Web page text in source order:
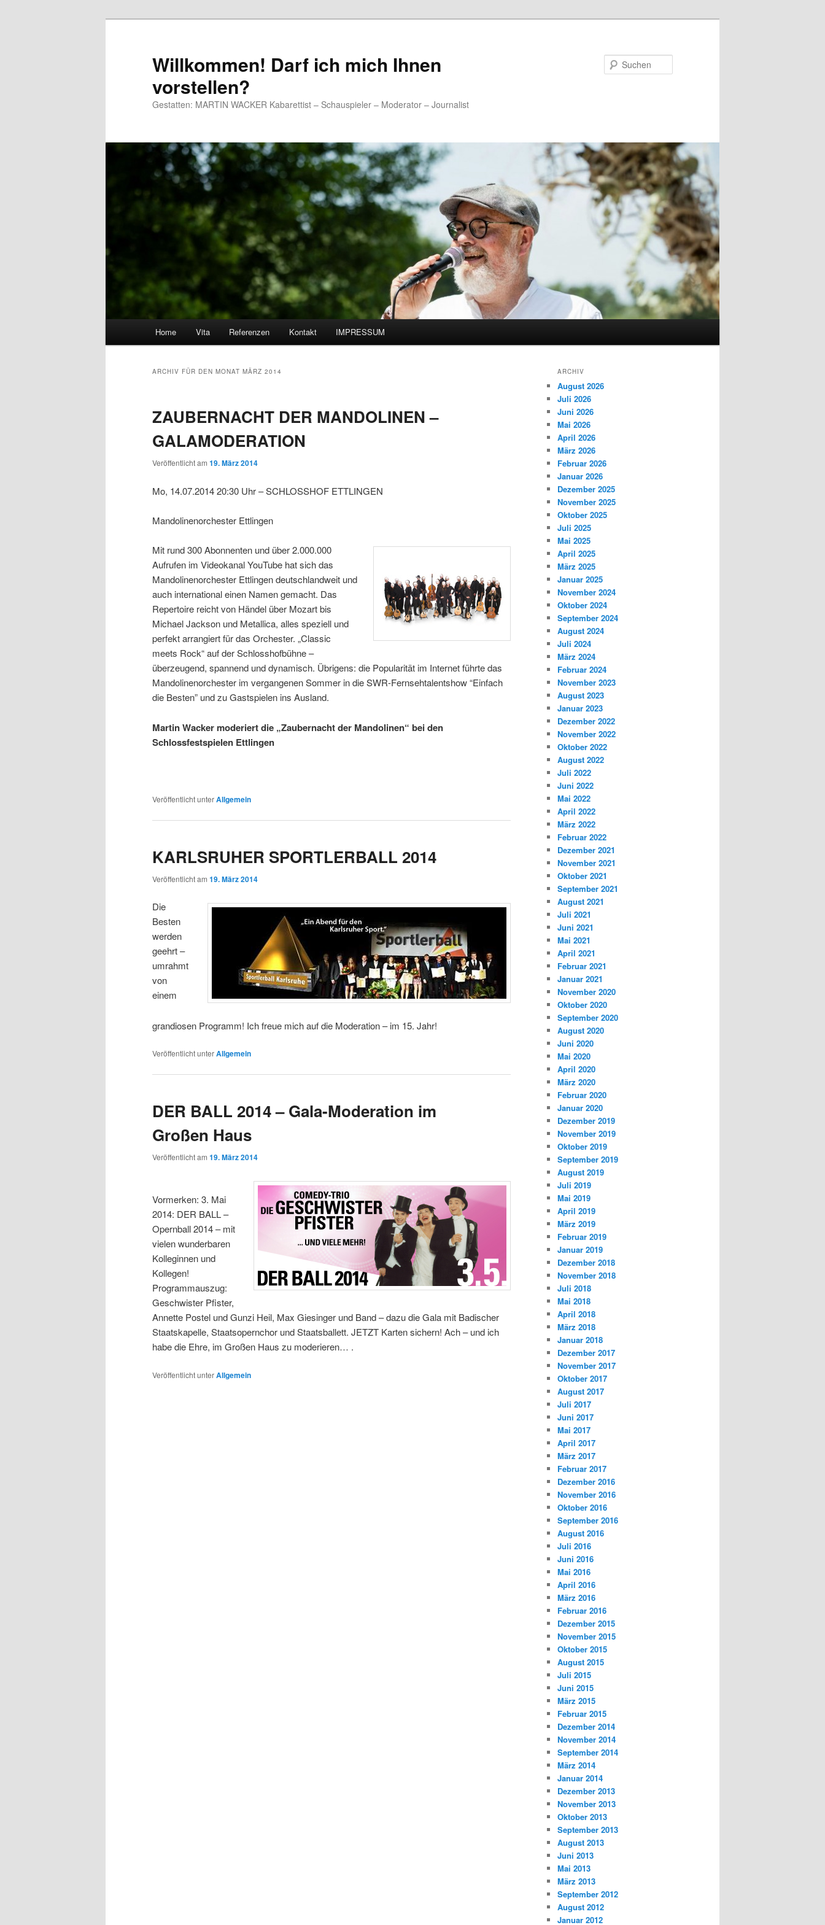
Willkommen! Darf ich mich Ihnen
vorstellen?
Gestatten: MARTIN WACKER Kabarettist – Schauspieler – Moderator – Journalist
Zum Inhalt wechseln
Zum sekundären Inhalt wechseln
Home Vita Referenzen Kontakt IMPRESSUM
ARCHIV FÜR DEN MONAT MÄRZ 2014
ZAUBERNACHT DER MANDOLINEN –
GALAMODERATION
Veröffentlicht am 19. März 2014
Mo, 14.07.2014 20:30 Uhr– SCHLOSSHOF ETTLINGEN
Mandolinenorchester Ettlingen
Mit rund 300 Abonnenten und über 2.000.000
Aufrufen im Videokanal YouTube hat sich das
Mandolinenorchester Ettlingen deutschlandweit und
auch international einen Namen gemacht. Das
Repertoire reicht von Händel über Mozart bis
Michael Jackson und Metallica, alles speziell und
perfekt arrangiert für das Orchester. „Classic
meets Rock“ auf der Schlosshofbühne –
überzeugend, spannend und dynamisch. Übrigens: die Popularität im Internet führte das
Mandolinenorchester im vergangenen Sommer in die SWR-Fernsehtalentshow “Einfach
die Besten” und zu Gastspielen ins Ausland.
Martin Wacker moderiert die „Zaubernacht der Mandolinen“ bei den
Schlossfestspielen Ettlingen
Veröffentlicht unterAllgemein
KARLSRUHER SPORTLERBALL 2014
Veröffentlicht am 19. März 2014
Die
Besten
werden
geehrt –
umrahmt
von
einem
grandiosen Programm! Ich freue mich auf die Moderation – im 15. Jahr!
Veröffentlicht unterAllgemein
DER BALL 2014 – Gala-Moderation im
Großen Haus
Veröffentlicht am 19. März 2014
Vormerken: 3. Mai
2014: DER BALL –
Opernball 2014 – mit
vielen wunderbaren
Kolleginnen und
Kollegen!
Programmauszug:
Geschwister Pfister,
Annette Postel und Gunzi Heil, Max Giesinger und Band – dazu die Gala mit Badischer
Staatskapelle, Staatsopernchor und Staatsballett. JETZT Karten sichern! Ach – und ich
habe die Ehre, im Großen Haus zu moderieren… .
Veröffentlicht unterAllgemein
ARCHIV
August 2026
Juli 2026
Juni 2026
Mai 2026
April 2026
März 2026
Februar 2026
Januar 2026
Dezember 2025
November 2025
Oktober 2025
Juli 2025
Mai 2025
April 2025
März 2025
Januar 2025
November 2024
Oktober 2024
September 2024
August 2024
Juli 2024
März 2024
Februar 2024
November 2023
August 2023
Januar 2023
Dezember 2022
November 2022
Oktober 2022
August 2022
Juli 2022
Juni 2022
Mai 2022
April 2022
März 2022
Februar 2022
Dezember 2021
November 2021
Oktober 2021
September 2021
August 2021
Juli 2021
Juni 2021
Mai 2021
April 2021
Februar 2021
Januar 2021
November 2020
Oktober 2020
September 2020
August 2020
Juni 2020
Mai 2020
April 2020
März 2020
Februar 2020
Januar 2020
Dezember 2019
November 2019
Oktober 2019
September 2019
August 2019
Juli 2019
Mai 2019
April 2019
März 2019
Februar 2019
Januar 2019
Dezember 2018
November 2018
Juli 2018
Mai 2018
April 2018
März 2018
Januar 2018
Dezember 2017
November 2017
Oktober 2017
August 2017
Juli 2017
Juni 2017
Mai 2017
April 2017
März 2017
Februar 2017
Dezember 2016
November 2016
Oktober 2016
September 2016
August 2016
Juli 2016
Juni 2016
Mai 2016
April 2016
März 2016
Februar 2016
Dezember 2015
November 2015
Oktober 2015
August 2015
Juli 2015
Juni 2015
März 2015
Februar 2015
Dezember 2014
November 2014
September 2014
März 2014
Januar 2014
Dezember 2013
November 2013
Oktober 2013
September 2013
August 2013
Juni 2013
Mai 2013
März 2013
September 2012
August 2012
Januar 2012